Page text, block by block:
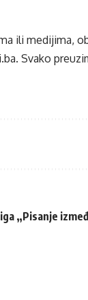
ili medijima,
. Svako
„Pisanje